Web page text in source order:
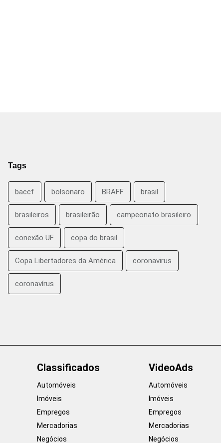
Tags
baccf bolsonaro BRAFF brasil
brasileiros brasileirão campeonato brasileiro
conexão UF copa do brasil
Copa Libertadores da América coronavirus
coronavírus
Classificados
Automóveis
Imóveis
Empregos
Mercadorias
Negócios
VideoAds
Automóveis
Imóveis
Empregos
Mercadorias
Negócios